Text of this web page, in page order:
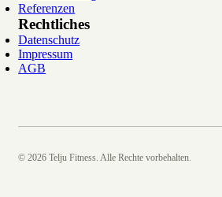
Referenzen
Rechtliches
Datenschutz
Impressum
AGB
©2026 Telju Fitness. Alle Rechte vorbehalten.